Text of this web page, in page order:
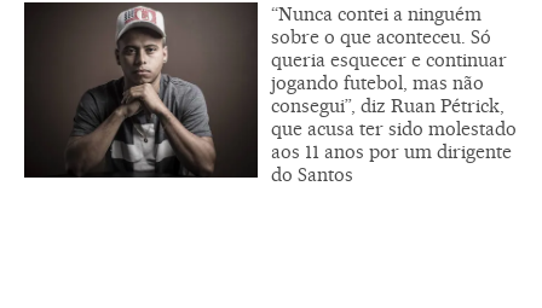
“Nunca contei a ninguém
sobre o que aconteceu. Só
queria esquecer e continuar
jogando futebol, mas não
consegui”, diz Ruan Pétrick,
que acusa ter sido molestado
aos 11 anos por um dirigente
do Santos